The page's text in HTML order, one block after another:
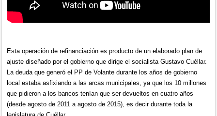
Esta operación de refinanciación es producto de un elaborado plan de
ajuste diseñado por el gobierno que dirige el socialista Gustavo Cuéllar.
La deuda que generó el PP de Volante durante los años de gobierno
local estaba asfixiando a las arcas municipales, ya que los 10 millones
que pidieron a los bancos tenían que ser devueltos en cuatro años
(desde agosto de 2011 a agosto de 2015), es decir durante toda la